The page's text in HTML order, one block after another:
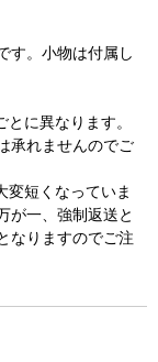
す。小物は付属し
に異なります。
承れませんのでご
短くなっていま
が一、強制返送と
なりますのでご注